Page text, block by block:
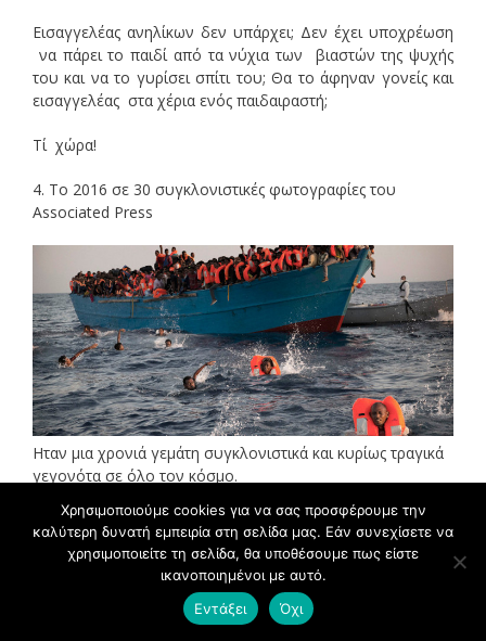
Εισαγγελέας ανηλίκων δεν υπάρχει; Δεν έχει υποχρέωση
να πάρει το παιδί από τα νύχια των βιαστών της ψυχής
του και να το γυρίσει σπίτι του; Θα το άφηναν γονείς και
εισαγγελέας στα χέρια ενός παιδαιραστή;
Τί χώρα!
4. Το 2016 σε 30 συγκλονιστικές φωτογραφίες του
Associated Press
Ηταν μια χρονιά γεμάτη συγκλονιστικά και κυρίως τραγικά
γεγονότα σε όλο τον κόσμο.
Προσφυγιά, τρομοκρατικές επιθέσεις, πολιτικές αλλαγές σε
ΗΠΑ και Ευρώπη, θάνατοι προσωπικοτήτων, σεισμοί και
καταστροφές.
Ο φωτογραφικός φακός του Associated Press ήταν παρών
Χρησιμοποιούμε cookies για να σας προσφέρουμε την
καλύτερη δυνατή εμπειρία στη σελίδα μας. Εάν συνεχίσετε να
χρησιμοποιείτε τη σελίδα, θα υποθέσουμε πως είστε
ικανοποιημένοι με αυτό.
Εντάξει
Όχι